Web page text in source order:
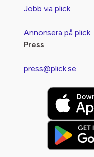
Jobb via plick
Annonsera på plick
Press
press@plick.se